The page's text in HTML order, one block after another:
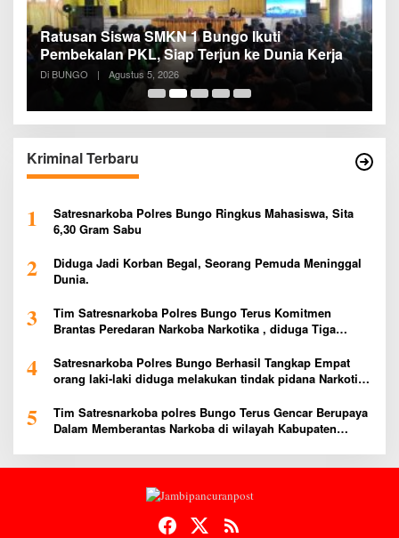
Ratusan Siswa SMKN 1 Bungo Ikuti
Pembekalan PKL, Siap Terjun ke Dunia Kerja
Di BUNGO | Agustus 5, 2026
Kriminal Terbaru
1
Satresnarkoba Polres Bungo Ringkus Mahasiswa, Sita
6,30 Gram Sabu
2
Diduga Jadi Korban Begal, Seorang Pemuda Meninggal
Dunia.
3
Tim Satresnarkoba Polres Bungo Terus Komitmen
Brantas Peredaran Narkoba Narkotika , diduga Tiga
4
Satresnarkoba Polres Bungo Berhasil Tangkap Empat
orang laki-laki diduga melakukan tindak pidana Narkotika
5
Tim Satresnarkoba polres Bungo Terus Gencar Berupaya
Dalam Memberantas Narkoba di wilayah Kabupaten